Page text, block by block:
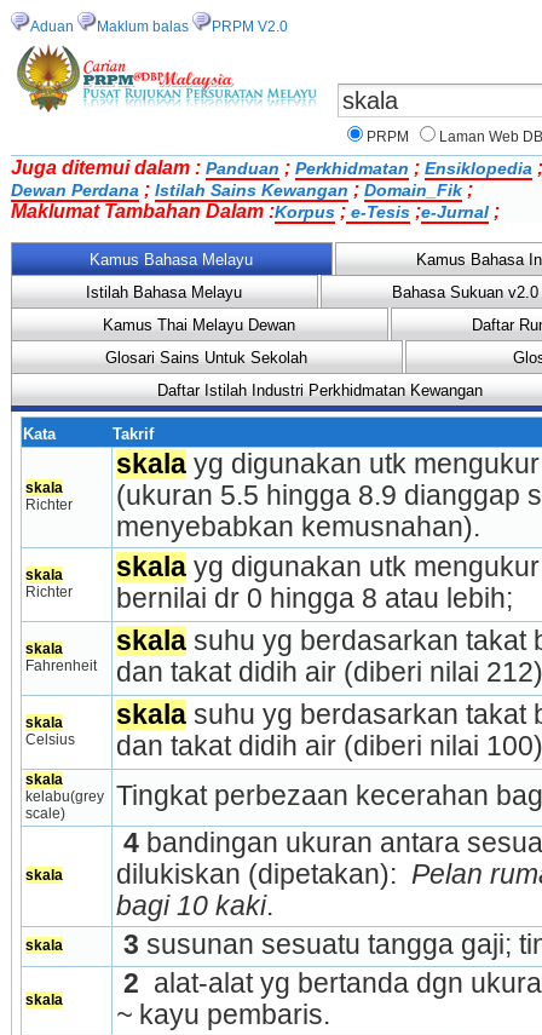
Aduan Maklum balas PRPM V2.0
PRPM Laman Web
Juga ditemui dalam : Panduan ; Perkhidmatan ; Ensiklopedia
Dewan Perdana ; Istilah Sains Kewangan ; Domain_Fik ;
Maklumat Tambahan Dalam :Korpus ; e-Tesis ;e-Jurnal ;
Kamus Bahasa Melayu
Kamus Bahasa
Istilah Bahasa Melayu
Bahasa Sukuan v2.0
Kamus Thai Melayu Dewan
Daftar
Glosari Sains Untuk Sekolah
Daftar Istilah Industri Perkhidmatan Kewangan
Kata Takrif
skala
Richter
skala yg digunakan utk
(ukuran 5.5 hingga 8.9 dianggap
menyebabkan kemusnahan).
skala
Richter
skala yg digunakan utk
bernilai dr 0 hingga 8 atau lebih;
skala
Fahrenheit
skala suhu yg berdasarkan takat
dan takat didih air (diberi nilai
skala
Celsius
skala suhu yg berdasarkan takat
dan takat didih air (diberi nilai
skala
kelabu(grey
scale)
Tingkat perbezaan kecerahan
skala
4 bandingan ukuran antara
dilukiskan (dipetakan): Pelan
bagi 10 kaki.
skala 3 susunan sesuatu tangga gaji;
skala
2 alat-alat yg bertanda dgn
~ kayu pembaris.